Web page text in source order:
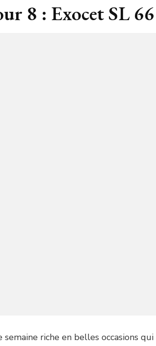
8 : Exocet SL
semaine riche en belles occasions